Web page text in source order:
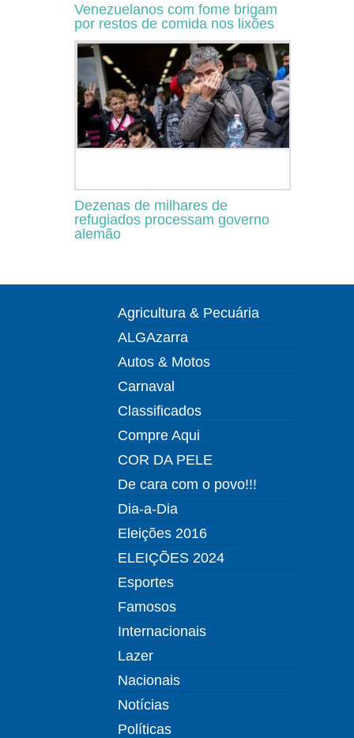
Venezuelanos com fome brigam
por restos de comida nos lixões
Dezenas de milhares de
refugiados processam governo
alemão
Agricultura & Pecuária
ALGAzarra
Autos & Motos
Carnaval
Classificados
Compre Aqui
COR DA PELE
De cara com o povo!!!
Dia-a-Dia
Eleições 2016
ELEIÇÕES 2024
Esportes
Famosos
Internacionais
Lazer
Nacionais
Notícias
Políticas